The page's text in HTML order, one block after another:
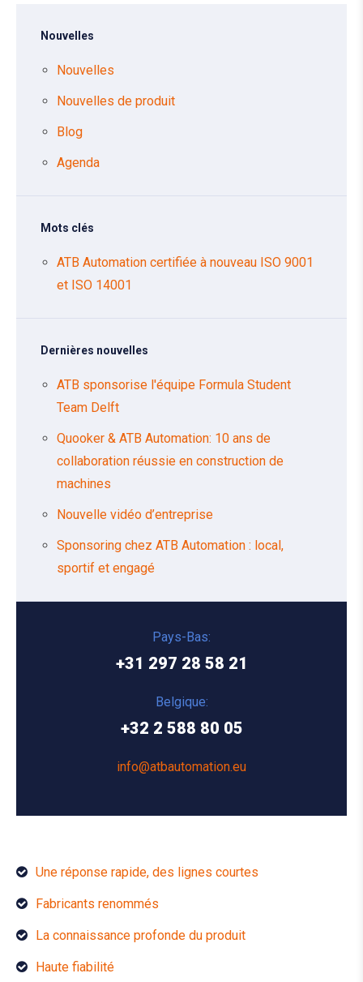
Nouvelles
Nouvelles
Nouvelles de produit
Blog
Agenda
Mots clés
ATB Automation certifiée à nouveau ISO 9001
et ISO 14001
Dernières nouvelles
ATB sponsorise l'équipe Formula Student
Team Delft
Quooker & ATB Automation: 10 ans de
collaboration réussie en construction de
machines
Nouvelle vidéo d’entreprise
Sponsoring chez ATB Automation : local,
sportif et engagé
Pays-Bas:
+31 297 28 58 21
Belgique:
+32 2 588 80 05
info@atbautomation.eu
Une réponse rapide, des lignes courtes
Fabricants renommés
La connaissance profonde du produit
Haute fiabilité